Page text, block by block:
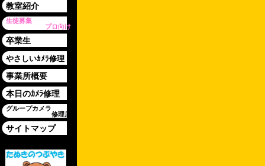
教室紹介
生徒募集
プロ向け
卒業生
やさしいｶﾒﾗ修理
事業所概要
本日のｶﾒﾗ修理
グループカメラ
修理店
サイトマップ